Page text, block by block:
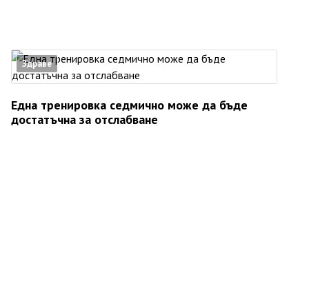
Здраве
Една тренировка седмично може да бъде
достатъчна за отслабване